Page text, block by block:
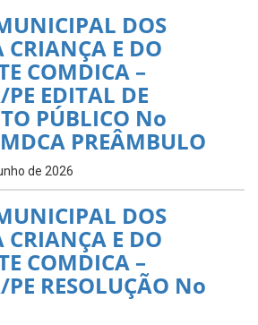
DOS
CRIANÇA E DO
COMDICA –
EDITAL DE
PÚBLICO No
PREÂMBULO
de 2026
DOS
CRIANÇA E DO
COMDICA –
RESOLUÇÃO No